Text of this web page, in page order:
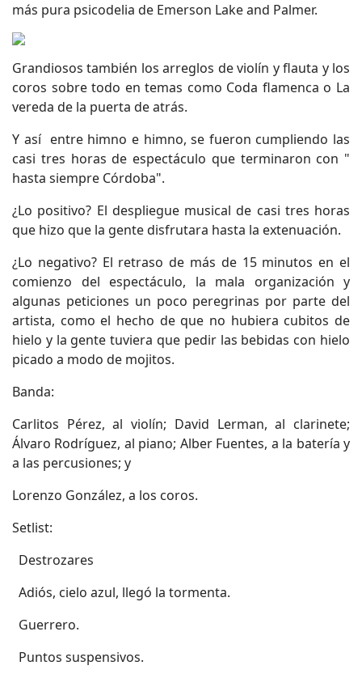
más pura psicodelia de Emerson Lake and Palmer.
Grandiosos también los arreglos de violín y flauta y los
coros sobre todo en temas como Coda flamenca o La
vereda de la puerta de atrás.
Y así entre himno e himno, se fueron cumpliendo las
casi tres horas de espectáculo que terminaron con "
hasta siempre Córdoba".
¿Lo positivo? El despliegue musical de casi tres horas
que hizo que la gente disfrutara hasta la extenuación.
¿Lo negativo? El retraso de más de 15 minutos en el
comienzo del espectáculo, la mala organización y
algunas peticiones un poco peregrinas por parte del
artista, como el hecho de que no hubiera cubitos de
hielo y la gente tuviera que pedir las bebidas con hielo
picado a modo de mojitos.
Banda:
Carlitos Pérez, al violín; David Lerman, al clarinete;
Álvaro Rodríguez, al piano; Alber Fuentes, a la batería y
a las percusiones; y
Lorenzo González, a los coros.
Setlist:
 Destrozares
 Adiós, cielo azul, llegó la tormenta.
 Guerrero.
 Puntos suspensivos.